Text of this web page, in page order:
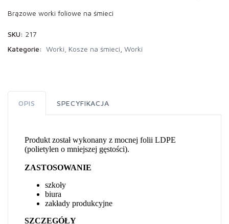
Brązowe worki foliowe na śmieci
SKU: 217
Kategorie: Worki, Kosze na śmieci Worki
OPIS SPECYFIKACJA